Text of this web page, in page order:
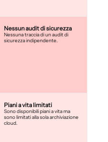
Nessun audit di sicurezza
Nessuna traccia di un audit di
sicurezza indipendente.
Piani a vita limitati
Sono disponibili piani a vita ma
sono limitati alla sola archiviazione
cloud.